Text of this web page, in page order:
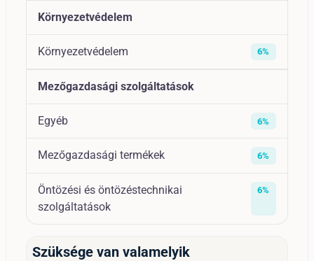
Környezetvédelem
Környezetvédelem 6%
Mezőgazdasági szolgáltatások
Egyéb 6%
Mezőgazdasági termékek 6%
Öntözési és öntözéstechnikai
szolgáltatások
6%
Szüksége van valamelyik